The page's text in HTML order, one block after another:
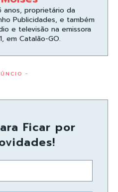
anos, proprietário da
Publicidades, e também
e televisão na emissora
em Catalão-GO.
-
Ficar por